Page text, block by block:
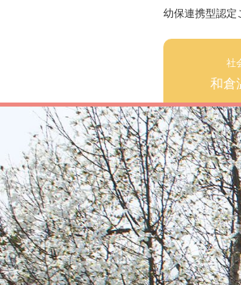
幼保連携型認
社
和倉